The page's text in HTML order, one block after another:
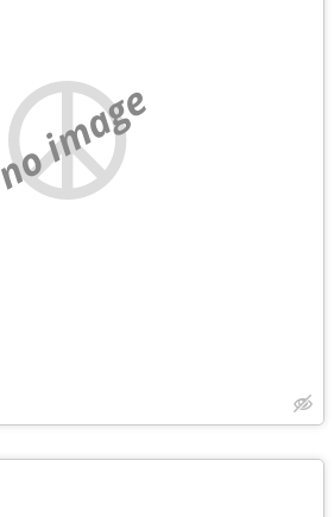
no image